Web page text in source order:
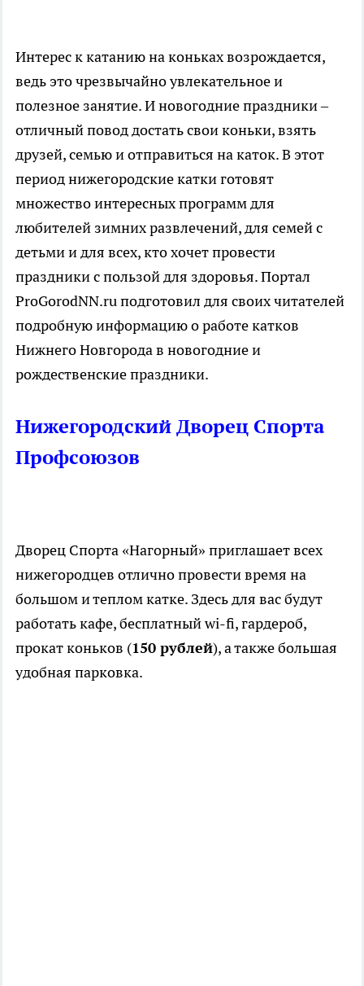
Интерес к катанию на коньках возрождается,
ведь это чрезвычайно увлекательное и
полезное занятие. И новогодние праздники –
отличный повод достать свои коньки, взять
друзей, семью и отправиться на каток. В этот
период нижегородские катки готовят
множество интересных программ для
любителей зимних развлечений, для семей с
детьми и для всех, кто хочет провести
праздники с пользой для здоровья. Портал
ProGorodNN.ru подготовил для своих читателей
подробную информацию о работе катков
Нижнего Новгорода в новогодние и
рождественские праздники.
Нижегородский Дворец Спорта
Профсоюзов
Дворец Спорта «Нагорный» приглашает всех
нижегородцев отлично провести время на
большом и теплом катке. Здесь для вас будут
работать кафе, бесплатный wi-fi, гардероб,
прокат коньков (150 рублей), а также большая
удобная парковка.